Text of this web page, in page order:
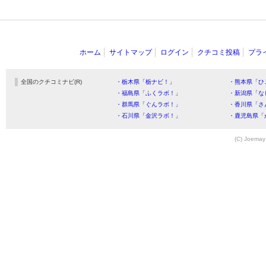
ホーム サイトマップ ログイン クチコミ投稿 プラ
全国のクチコミナビ(R) ・栃木県「栃ナビ！」
・熊本県「
・福島県「ふくラボ！」
・新潟県「
・群馬県「ぐんラボ！」
・香川県「
・石川県「金沢ラボ！」
・鹿児島県
(C)